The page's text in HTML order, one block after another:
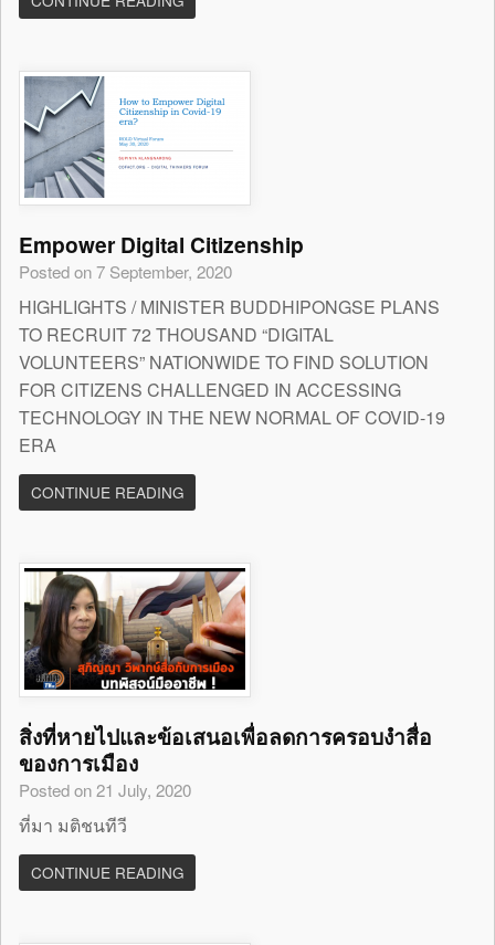
Empower Digital Citizenship
Posted on 7 September, 2020
HIGHLIGHTS / MINISTER BUDDHIPONGSE PLANS
TO RECRUIT 72 THOUSAND “DIGITAL
VOLUNTEERS” NATIONWIDE TO FIND SOLUTION
FOR CITIZENS CHALLENGED IN ACCESSING
TECHNOLOGY IN THE NEW NORMAL OF COVID-19
ERA
CONTINUE READING
สิ่งที่หายไปและข้อเสนอเพื่อลดการครอบงำสื่อ
ของการเมือง
Posted on 21 July, 2020
ที่มา มติชนทีวี
CONTINUE READING